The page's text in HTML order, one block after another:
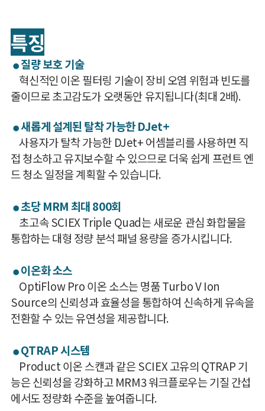
특징
● 질량 보호 기술
혁신적인 이온 필터링 기술이 장비 오염 위험과 빈도를
줄이므로 초고감도가 오랫동안 유지됩니다(최대 2배).
●새롭게 설계된 탈착 가능한 DJet+
사용자가 탈착 가능한 DJet+ 어셈블리를 사용하면 직
접 청소하고 유지보수할 수 있으므로 더욱 쉽게 프런트 엔
드 청소 일정을 계획할 수 있습니다.
● 초당 MRM 최대 800회
초고속 SCIEX Triple Quad는 새로운 관심 화합물을
통합하는 대형 정량 분석 패널 용량을 증가시킵니다.
● 이온화 소스
OptiFlow Pro 이온 소스는 명품 Turbo V Ion
Source의 신뢰성과 효율성을 통합하여 신속하게 유속을
전환할 수 있는 유연성을 제공합니다.
● QTRAP 시스템
Product 이온 스캔과 같은 SCIEX 고유의 QTRAP 기
능은 신뢰성을 강화하고 MRM3 워크플로우는 기질 간섭
에서도 정량화 수준을 높여줍니다.